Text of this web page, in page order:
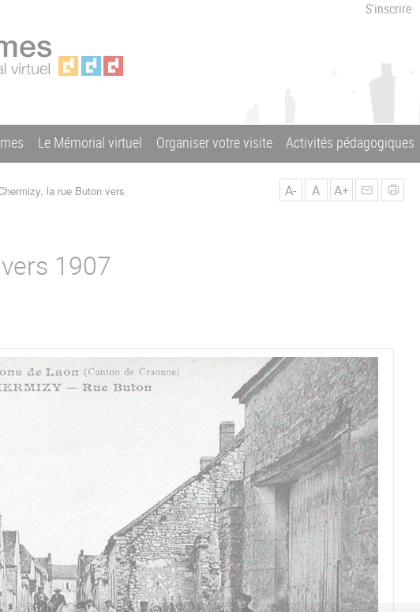
S'inscrire
Le Mémorial virtuel Organiser votre visite Activités pédagogiques
la rue Buton vers
A- A A+
1907